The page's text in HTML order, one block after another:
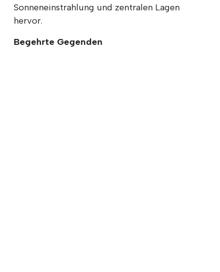
Sonneneinstrahlung und zentralen Lagen
hervor.
Begehrte Gegenden